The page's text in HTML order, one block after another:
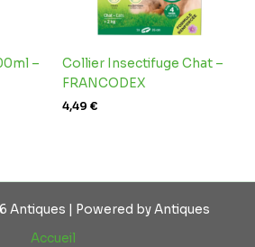
–
Collier Insectifuge Chat –
FRANCODEX
4,49 €
Antiques | Powered by Antiques
Accueil